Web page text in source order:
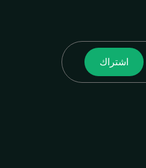
اشتراك